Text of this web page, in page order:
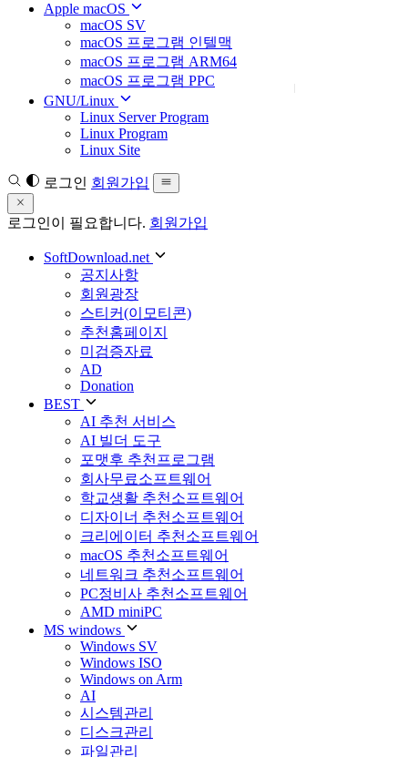
Apple macOS
macOS SV
macOS 프로그램 인텔맥
macOS 프로그램 ARM64
macOS 프로그램 PPC
GNU/Linux
Linux Server Program
Linux Program
Linux Site
로그인 회원가입
로그인이 필요합니다. 회원가입
SoftDownload.net
공지사항
회원광장
스티커(이모티콘)
추천홈페이지
미검증자료
AD
Donation
BEST
AI 추천 서비스
AI 빌더 도구
포맷후 추천프로그램
회사무료소프트웨어
학교생활 추천소프트웨어
디자이너 추천소프트웨어
크리에이터 추천소프트웨어
macOS 추천소프트웨어
네트워크 추천소프트웨어
PC정비사 추천소프트웨어
AMD miniPC
MS windows
Windows SV
Windows ISO
Windows on Arm
AI
시스템관리
디스크관리
파일관리